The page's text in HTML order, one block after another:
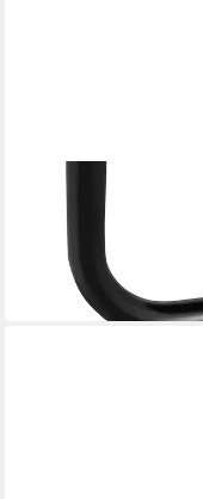
KWMOBILE
Möbelfuß kwmobile
Schutzpolster für
9,99 €
(2,50 €/ 1 Stk)
in 3-4 Werktagen bei dir